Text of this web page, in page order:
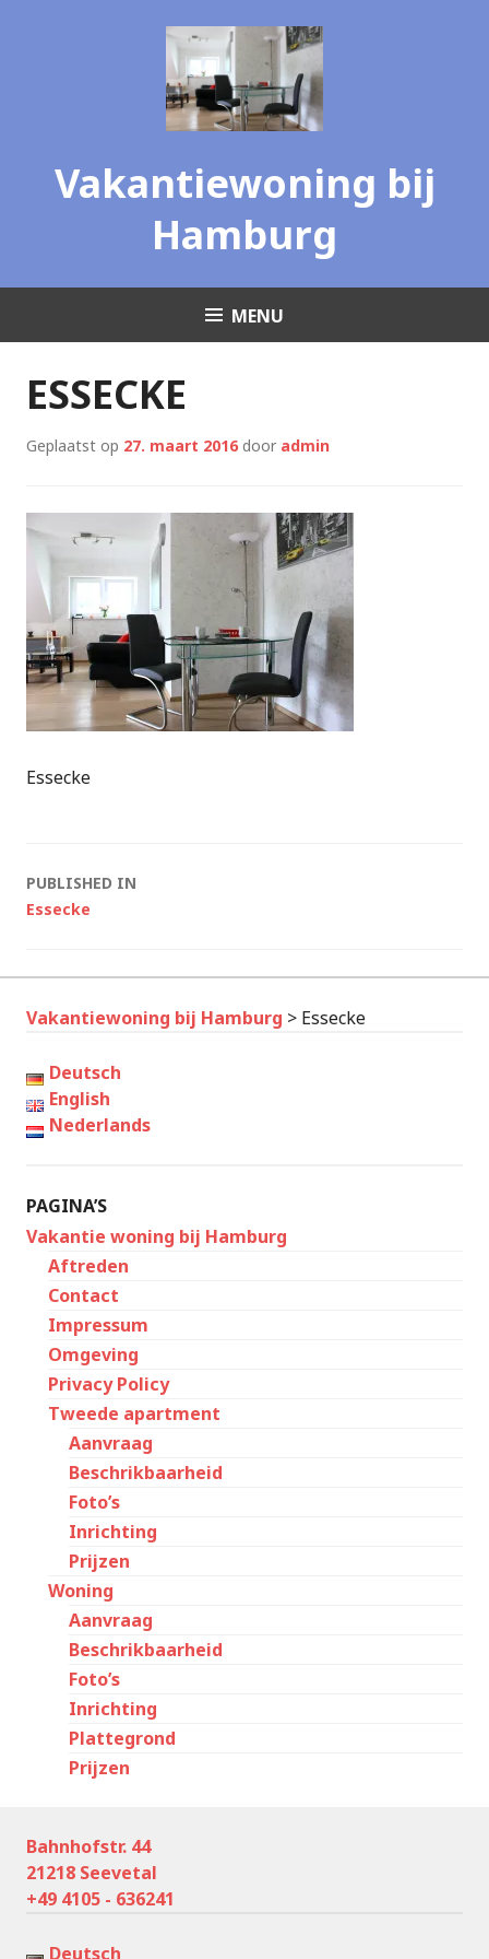
Vakantiewoning bij
Hamburg
MENU
ESSECKE
Geplaatst op 27. maart 2016 door admin
Essecke
Post
PUBLISHED IN
Essecke
Vakantiewoning bij Hamburg > Essecke
Deutsch
English
Nederlands
PAGINA’S
Vakantie woning bij Hamburg
Aftreden
Contact
Impressum
Omgeving
Privacy Policy
Tweede apartment
Aanvraag
Beschrikbaarheid
Foto’s
Inrichting
Prijzen
Woning
Aanvraag
Beschrikbaarheid
Foto’s
Inrichting
Plattegrond
Prijzen
Bahnhofstr. 44
21218 Seevetal
+49 4105 - 636241
Deutsch